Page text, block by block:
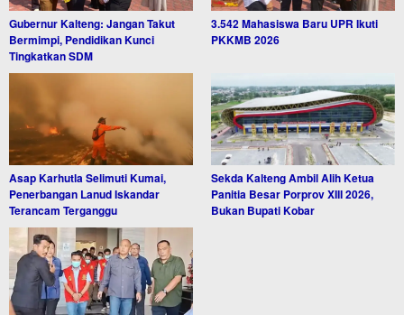
Gubernur Kalteng: Jangan Takut
Bermimpi, Pendidikan Kunci
Tingkatkan SDM
3.542 Mahasiswa Baru UPR Ikuti
PKKMB 2026
Asap Karhutla Selimuti Kumai,
Penerbangan Lanud Iskandar
Terancam Terganggu
Sekda Kalteng Ambil Alih Ketua
Panitia Besar Porprov XIII 2026,
Bukan Bupati Kobar